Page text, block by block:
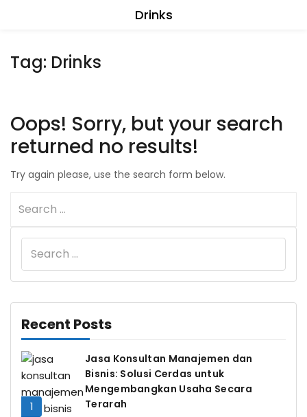
Drinks
Tag: Drinks
Recent Posts
Jasa Konsultan Manajemen dan
Bisnis: Solusi Cerdas untuk
Mengembangkan Usaha Secara
Terarah
Oops! Sorry, but your search
returned no results!
Try again please, use the search form below.